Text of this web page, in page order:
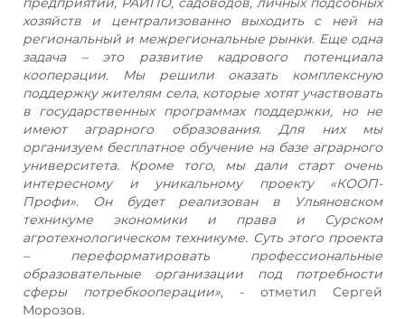
хозяйств и централизованно выходить с ней на
региональный и межрегиональные рынки. Еще одна
задача – это развитие кадрового потенциала
кооперации. Мы решили оказать комплексную
поддержку жителям села, которые хотят участвовать
в государственных программах поддержки, но не
имеют аграрного образования. Для них мы
организуем бесплатное обучение на базе аграрного
университета. Кроме того, мы дали старт очень
интересному и уникальному проекту «КООП-
Профи». Он будет реализован в Ульяновском
техникуме экономики и права и Сурском
агротехнологическом техникуме. Суть этого проекта
– переформатировать профессиональные
образовательные организации под потребности
сферы потребкооперации», - отметил Сергей
Морозов.